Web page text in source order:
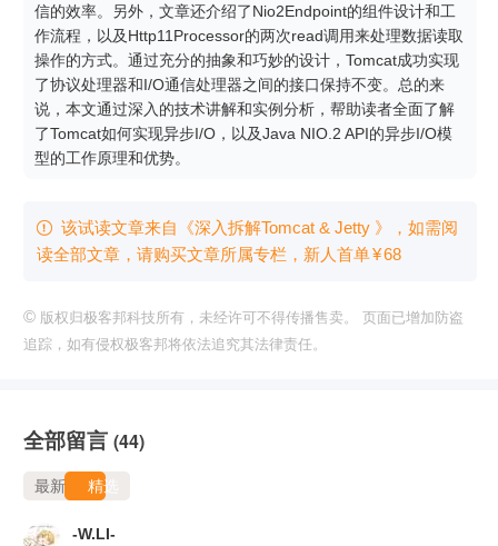
信的效率。另外，文章还介绍了Nio2Endpoint的组件设计和工
作流程，以及Http11Processor的两次read调用来处理数据读取
操作的方式。通过充分的抽象和巧妙的设计，Tomcat成功实现
了协议处理器和I/O通信处理器之间的接口保持不变。总的来
说，本文通过深入的技术讲解和实例分析，帮助读者全面了解
了Tomcat如何实现异步I/O，以及Java NIO.2 API的异步I/O模
型的工作原理和优势。
 该试读文章来自《深入拆解Tomcat & Jetty 》，如需阅
读全部文章，请购买文章所属专栏 ，新⼈⾸单¥68
© 版权归极客邦科技所有，未经许可不得传播售卖。 页面已增加防盗
追踪，如有侵权极客邦将依法追究其法律责任。
全部留言 (44)
最新 精选
-W.LI-